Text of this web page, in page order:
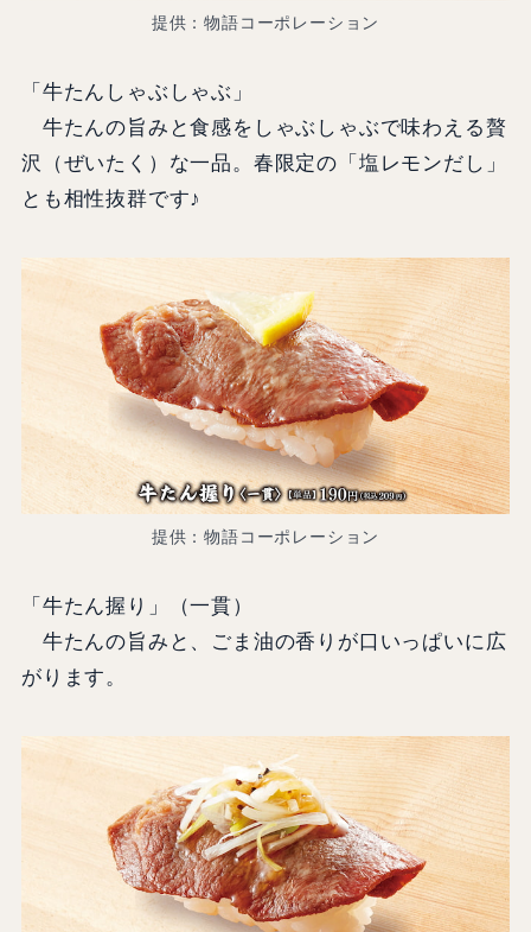
提供：物語コーポレーション
「牛たんしゃぶしゃぶ」
牛たんの旨みと食感をしゃぶしゃぶで味わえる贅
沢（ぜいたく）な一品。春限定の「塩レモンだし」
とも相性抜群です♪
提供：物語コーポレーション
「牛たん握り」（一貫）
牛たんの旨みと、ごま油の香りが口いっぱいに広
がります。